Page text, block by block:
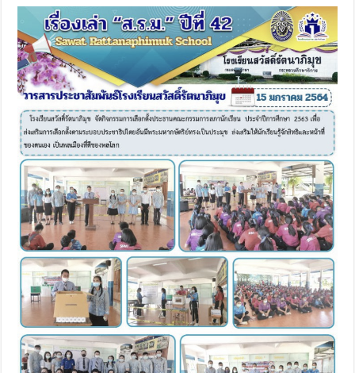
ที่
15
มกราคม
2564
โรงเรียน
สวัสดิ์
รัต
นาภิ
มุข
จัด
กิจกรรม
การ
เลือก
ตั้ง
ประธาน
คณะ
กรรมการ
สภา
นักเรียน
ประจำ
ปี
การ